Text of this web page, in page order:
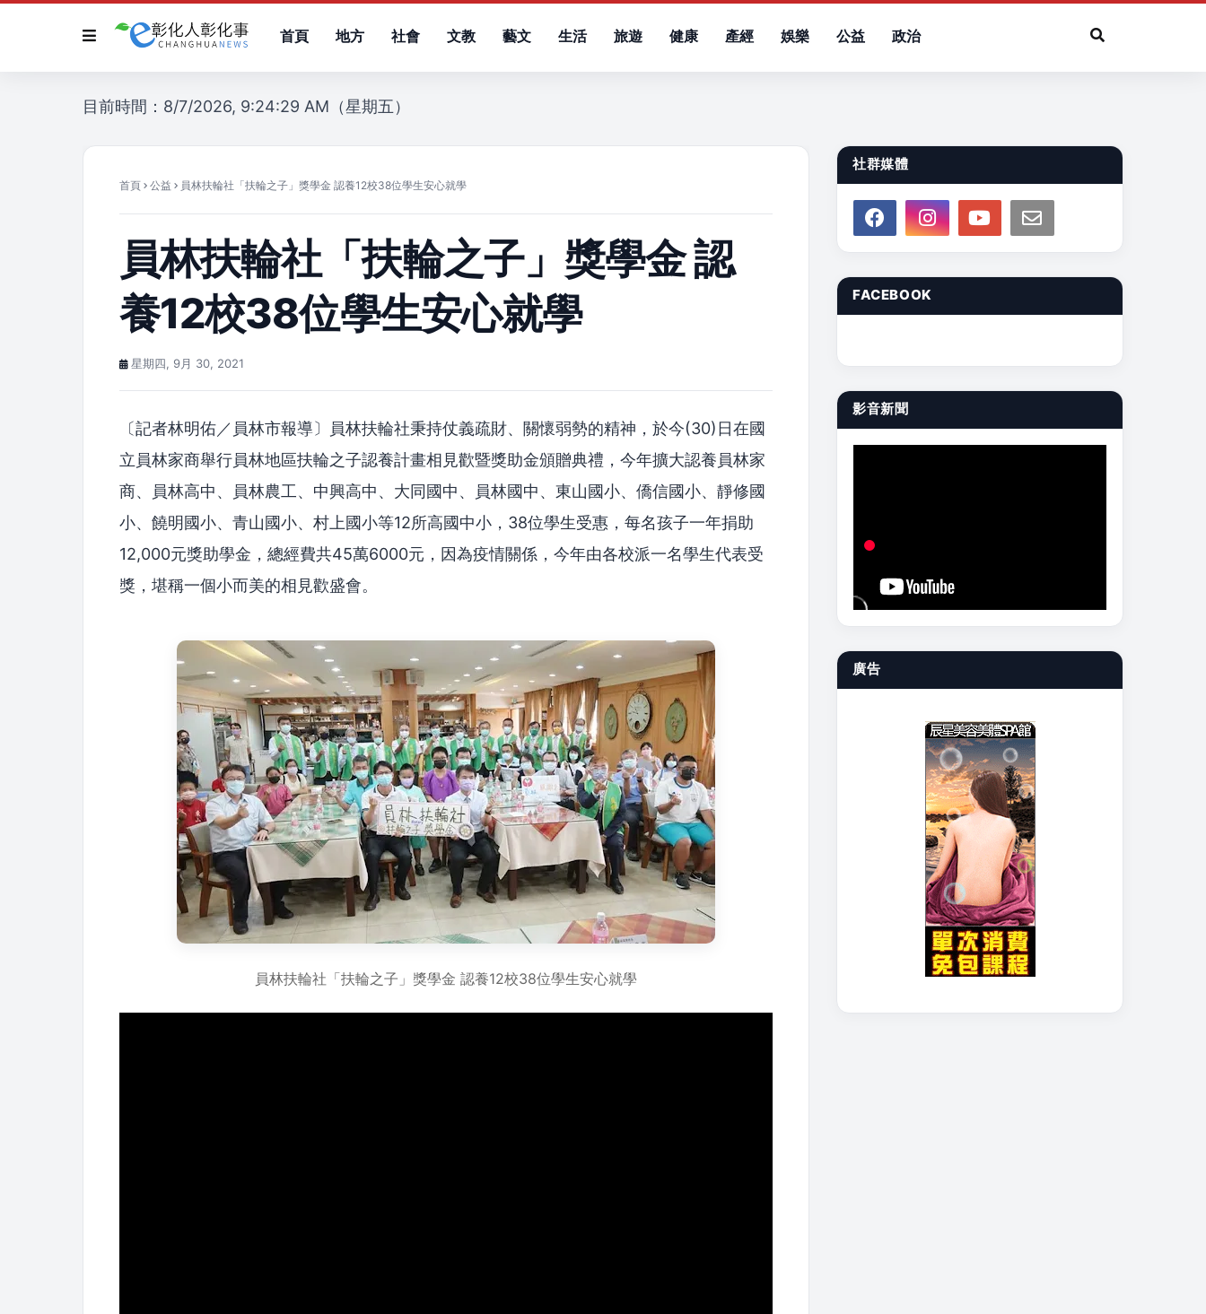
首頁 地方 社會 文教 藝文 生活 旅遊 健康 產經 娛樂 公益 政治
目前時間：8/7/2026, 9:24:29 AM（星期五）
首頁 公益 員林扶輪社「扶輪之子」獎學金 認養12校38位學生安心就學
員林扶輪社「扶輪之子」獎學金 認
養12校38位學生安心就學
星期四, 9月 30, 2021
〔記者林明佑／員林市報導〕員林扶輪社秉持仗義疏財、關懷弱勢的精神，於今(30)日在國
立員林家商舉行員林地區扶輪之子認養計畫相見歡暨獎助金頒贈典禮，今年擴大認養員林家
商、員林高中、員林農工、中興高中、大同國中、員林國中、東山國小、僑信國小、靜修國
小、饒明國小、青山國小、村上國小等12所高國中小，38位學生受惠，每名孩子一年捐助
12,000元獎助學金，總經費共45萬6000元，因為疫情關係，今年由各校派一名學生代表受
獎，堪稱一個小而美的相見歡盛會。
員林扶輪社「扶輪之子」獎學金 認養12校38位學生安心就學
社群媒體
FACEBOOK
影音新聞
廣告